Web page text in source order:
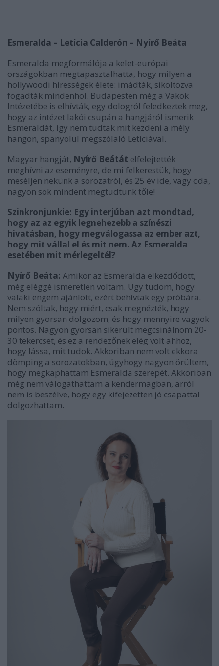
Esmeralda – Letícia Calderón – Nyírő Beáta
Esmeralda megformálója a kelet-európai
országokban megtapasztalhatta, hogy milyen a
hollywoodi hírességek élete: imádták, sikoltozva
fogadták mindenhol. Budapesten még a Vakok
Intézetébe is elhívták, egy dologról feledkeztek meg,
hogy az intézet lakói csupán a hangjáról ismerik
Esmeraldát, így nem tudtak mit kezdeni a mély
hangon, spanyolul megszólaló Letíciával.
Magyar hangját, Nyírő Beátát elfelejtették
meghívni az eseményre, de mi felkerestük, hogy
meséljen nekünk a sorozatról, és 25 év ide, vagy oda,
nagyon sok mindent megtudtunk tőle!
Szinkronjunkie: Egy interjúban azt mondtad,
hogy az az egyik legnehezebb a színészi
hivatásban, hogy megválogassa az ember azt,
hogy mit vállal el és mit nem. Az Esmeralda
esetében mit mérlegeltél?
Nyírő Beáta: Amikor az Esmeralda elkezdődött,
még eléggé ismeretlen voltam. Úgy tudom, hogy
valaki engem ajánlott, ezért behívtak egy próbára.
Nem szóltak, hogy miért, csak megnézték, hogy
milyen gyorsan dolgozom, és hogy mennyire vagyok
pontos. Nagyon gyorsan sikerült megcsinálnom 20-
30 tekercset, és ez a rendezőnek elég volt ahhoz,
hogy lássa, mit tudok. Akkoriban nem volt ekkora
dömping a sorozatokban, úgyhogy nagyon örültem,
hogy megkaphattam Esmeralda szerepét. Akkoriban
még nem válogathattam a kendermagban, arról
nem is beszélve, hogy egy kifejezetten jó csapattal
dolgozhattam.